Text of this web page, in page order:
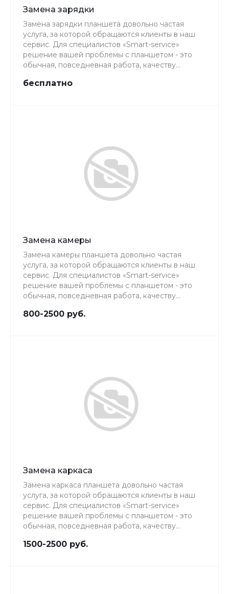
Замена зарядки
Замена зарядки планшета довольно частая
услуга, за которой обращаются клиенты в наш
сервис. Для специалистов «Smart-service»
решение вашей проблемы с планшетом - это
обычная, повседневная работа, качеству
бесплатно
Замена камеры
Замена камеры планшета довольно частая
услуга, за которой обращаются клиенты в наш
сервис. Для специалистов «Smart-service»
решение вашей проблемы с планшетом - это
обычная, повседневная работа, качеству
800-2500 руб.
Замена каркаса
Замена каркаса планшета довольно частая
услуга, за которой обращаются клиенты в наш
сервис. Для специалистов «Smart-service»
решение вашей проблемы с планшетом - это
обычная, повседневная работа, качеству
1500-2500 руб.